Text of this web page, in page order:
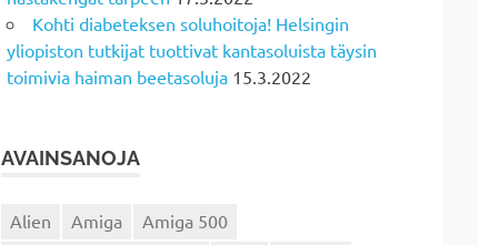
Kohti diabeteksen soluhoitoja! Helsingin
yliopiston tutkijat tuottivat kantasoluista täysin
toimivia haiman beetasoluja 15.3.2022
AVAINSANOJA
Alien Amiga
Amiga 500